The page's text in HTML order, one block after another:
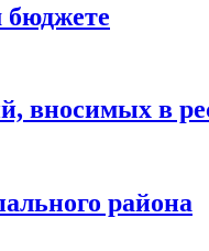
бюджете
вносимых в
района